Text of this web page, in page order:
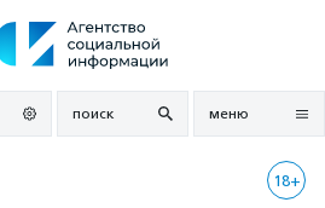
поиск меню
18+